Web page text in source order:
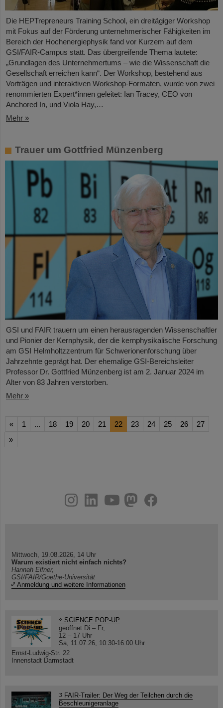
Die HEPTrepreneurs Training School, ein dreitägiger Workshop
mit Fokus auf der Förderung unternehmerischer Fähigkeiten im
Bereich der Hochenergiephysik fand vor Kurzem auf dem
GSI/FAIR-Campus statt. Das übergreifende Thema lautete:
„Grundlagen des Unternehmertums – wie die Wissenschaft die
Gesellschaft erreichen kann“. Der Workshop, bestehend aus
Vorträgen und interaktiven Workshop-Formaten, wurde von zwei
renommierten Expert*innen geleitet: Ian Tracey, CEO von
Anchored In, und Viola Hay,…
Mehr »
Trauer um Gottfried Münzenberg
GSI und FAIR trauern um einen herausragenden Wissenschaftler
und Pionier der Kernphysik, der die kernphysikalische Forschung
am GSI Helmholtzzentrum für Schwerionenforschung über
Jahrzehnte geprägt hat. Der ehemalige GSI-Bereichsleiter
Professor Dr. Gottfried Münzenberg ist am 2. Januar 2024 im
Alter von 83 Jahren verstorben.
Mehr »
« 1 ... 18 19 20 21 22 23 24 25 26
27
»
youtube
helmholtz.social
facebook
Mittwoch, 19.08.2026, 14 Uhr
Warum existiert nicht einfach nichts?
Hannah Elfner,
GSI/FAIR/Goethe-Universität
Anmeldung und weitere Informationen
SCIENCE POP-UP
geöffnet Di – Fr,
12 – 17 Uhr
Sa, 11.07.26, 10:30-16:00 Uhr
Ernst-Ludwig-Str. 22
Innenstadt Darmstadt
FAIR-Trailer: Der Weg der Teilchen durch die
Beschleunigeranlage